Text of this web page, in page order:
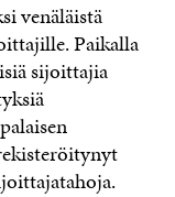
venäläistä
Paikalla
sijoittajia